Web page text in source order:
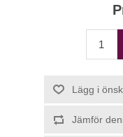
Lägg i
Jämför